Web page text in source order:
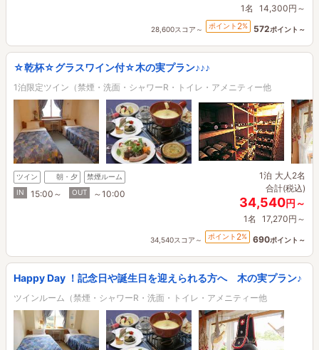
1名 14,300円～
28,600スコア～ ポイント 2% 572ポイント～
☆乾杯☆グラスワイン付☆木の実プラン♪♪♪
1泊限定ツイン（禁煙・洗面・シャワーR・トイレ・アメニティー他
ツイン 朝・夕
禁煙ルーム
IN
15:00～ OUT ～10:00
1泊 大人2名
合計(税込)
34,540円～
1名 17,270円～
34,540スコア～ ポイント 2% 690ポイント～
Happy Day ！記念日や誕生日を迎えられる方へ 木の実プラン♪
ツインルーム（禁煙・シャワーR・洗面・トイレ・アメニティー他